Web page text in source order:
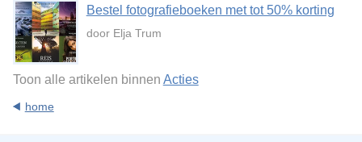
Bestel fotografieboeken met tot 50% korting
door Elja Trum
Toon alle artikelen binnen Acties
home